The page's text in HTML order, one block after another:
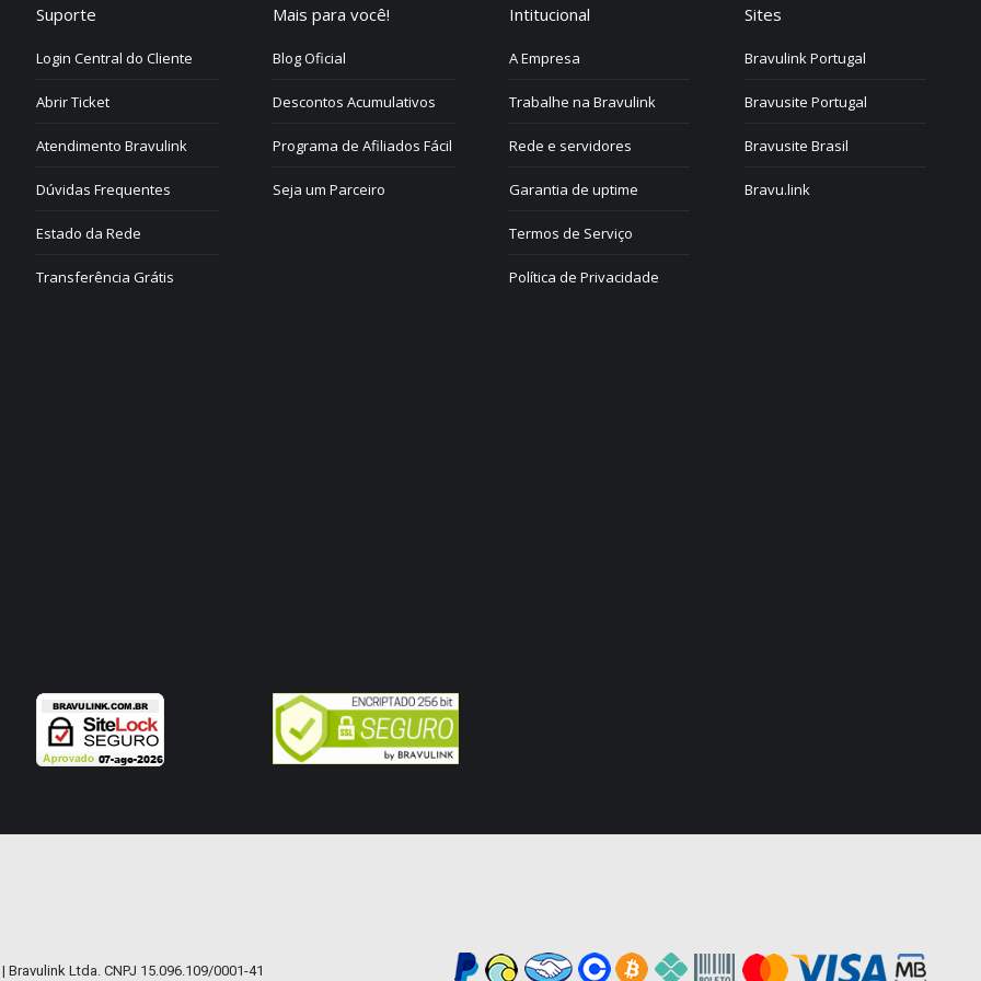
Suporte
Login Central do Cliente
Abrir Ticket
Atendimento Bravulink
Dúvidas Frequentes
Estado da Rede
Transferência Grátis
Mais para você!
Blog Oficial
Descontos Acumulativos
Programa de Afiliados Fácil
Seja um Parceiro
Intitucional
A Empresa
Trabalhe na Bravulink
Rede e servidores
Garantia de uptime
Termos de Serviço
Política de Privacidade
Sites
Bravulink Portugal
Bravusite Portugal
Bravusite Brasil
Bravu.link
Ltda. CNPJ 15.096.109/0001-41